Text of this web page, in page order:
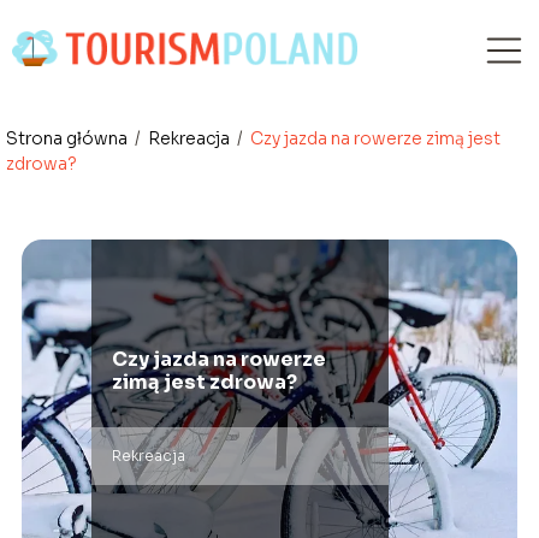
Strona główna / Rekreacja / Czy jazda na rowerze zimą jest
zdrowa?
Czy jazda na rowerze
zimą jest zdrowa?
Rekreacja